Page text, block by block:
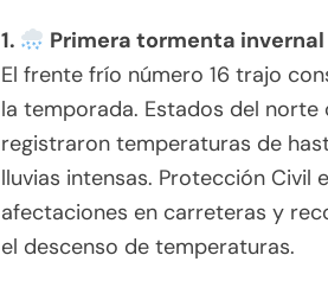
1.
Primera tormenta invernal
El frente frío número 16 trajo
la temporada. Estados del norte
registraron temperaturas de
lluvias intensas. Protección Civil
afectaciones en carreteras y
el descenso de temperaturas.